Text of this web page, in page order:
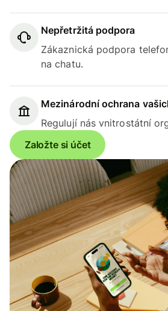
Nepřetržitá podpora
Zákaznická podpora
na chatu.
Mezinárodní ochrana
Regulují nás vnitrostátní
Založte si účet